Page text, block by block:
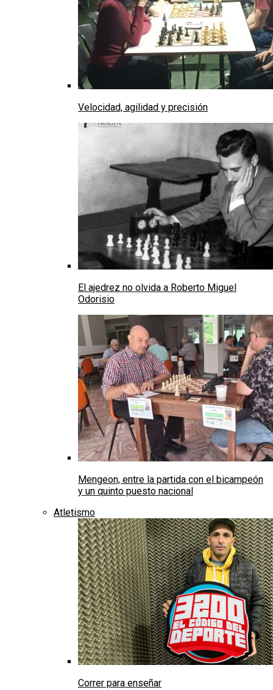
Velocidad, agilidad y precisión
El ajedrez no olvida a Roberto Miguel
Odorisio
Mengeon, entre la partida con el bicampeón
y un quinto puesto nacional
Atletismo
Correr para enseñar